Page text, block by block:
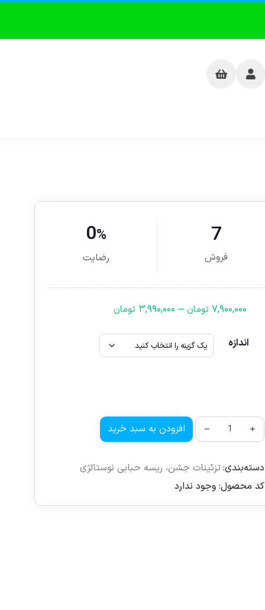
7
فروش
0%
رضایت
۷,۹۰۰,۰۰۰ تومان – ۳,۹۹۰,۰۰۰ تومان
اندازه
افزودن به سبد خرید
دسته‌بندی:تزئینات جشن، ریسه حبابی نوستالژی
کد محصول:وجود ندارد